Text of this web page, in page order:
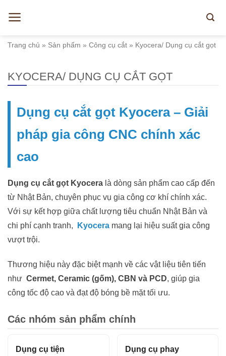
Trang chủ » Sản phẩm » Công cụ cắt » Kyocera/ Dụng cụ cắt gọt
KYOCERA/ DỤNG CỤ CẮT GỌT
Dụng cụ cắt gọt Kyocera – Giải
pháp gia công CNC chính xác
cao
Dụng cụ cắt gọt Kyocera là dòng sản phẩm cao cấp đến
từ Nhật Bản, chuyên phục vụ gia công cơ khí chính xác.
Với sự kết hợp giữa chất lượng tiêu chuẩn Nhật Bản và
chi phí cạnh tranh,
Kyocera mang lại hiệu suất gia công
vượt trội.
Thương hiệu này đặc biệt mạnh về các vật liệu tiên tiến
như Cermet, Ceramic (gốm), CBN và PCD, giúp gia
công tốc độ cao và đạt độ bóng bề mặt tối ưu.
Các nhóm sản phẩm chính
Dụng cụ tiện
Dụng cụ phay